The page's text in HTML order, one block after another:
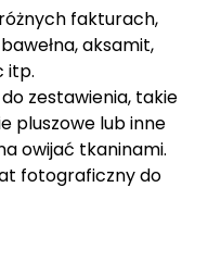
fakturach,
aksamit,
itp.
zestawienia, takie
pluszowe lub inne
owijać tkaninami.
fotograficzny do